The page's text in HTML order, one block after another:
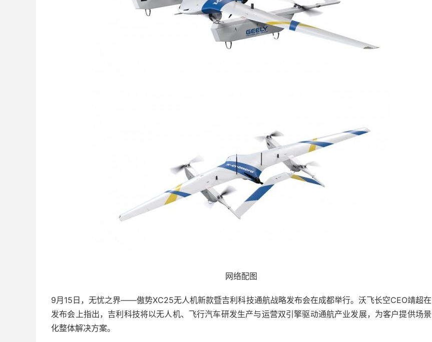
网络配图
9月15日，无忧之界——傲势XC25无人机新款暨吉利科技通航战略发布会在成都举行。沃飞长空CEO靖超在
发布会上指出，吉利科技将以无人机、飞行汽车研发生产与运营双引擎驱动通航产业发展，为客户提供场景
化整体解决方案。